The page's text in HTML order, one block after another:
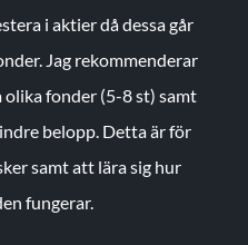
i aktier då dessa går
Jag rekommenderar
olika fonder (5-8 st) samt
belopp. Detta är för
samt att lära sig hur
fungerar.